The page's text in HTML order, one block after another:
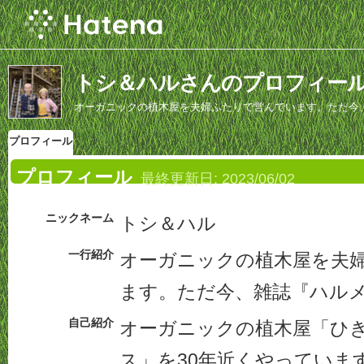
トシ＆ハルさんのプロフィー
オーガニックの植木屋を夫婦ふたりで営んでいます。ただ
プロフィール
プロフィール 最終更新日: 2023/06/02
ニックネーム トシ＆ハル
一行紹介 オーガニックの植木屋を夫
ます。ただ今、雑誌『ハル
自己紹介 オーガニックの植木屋「ひ